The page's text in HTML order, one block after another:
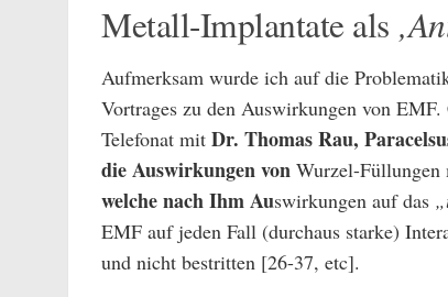
Metall-Implantate als
Aufmerksam wurde ich auf die
Vortrages zu den Auswirkungen von
Telefonat mit Dr. Thomas Rau,
die Auswirkungen von Wurzel-
welche nach IhmAuswirkungen auf das
EMF auf jeden Fall (durchaus starke)
und nicht bestritten [26-37, etc].